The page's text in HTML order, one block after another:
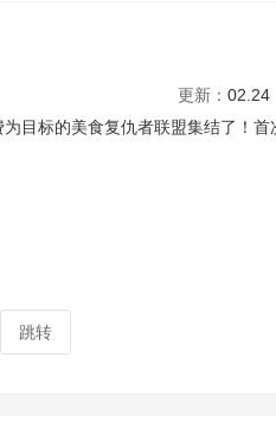
更新： 02.24
目标的美食复仇者联盟集结了！
跳转